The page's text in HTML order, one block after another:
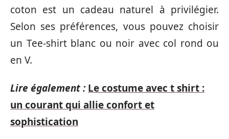
coton est un cadeau naturel à privilégier.
Selon ses préférences, vous pouvez choisir
un Tee-shirt blanc ou noir avec col rond ou
en V.
Lire également : Le costume avec t shirt :
un courant qui allie confort et
sophistication